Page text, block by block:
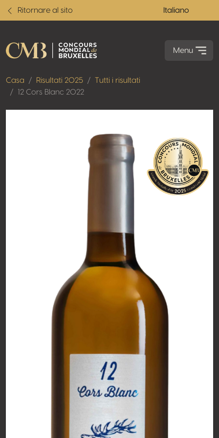
Ritornare al sito Italiano
Menu
Casa Risultati 2025
Tutti i risultati
12 Cors Blanc 2022